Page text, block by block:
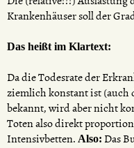
Krankenhäuser soll der
Das heißt im Klartext:
Da die Todesrate der
ziemlich konstant ist (auch
bekannt, wird aber nicht
Toten also direkt
Intensivbetten. Also: Das